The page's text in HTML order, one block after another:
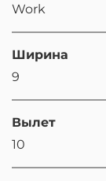
Work
Ширина
9
Вылет
10